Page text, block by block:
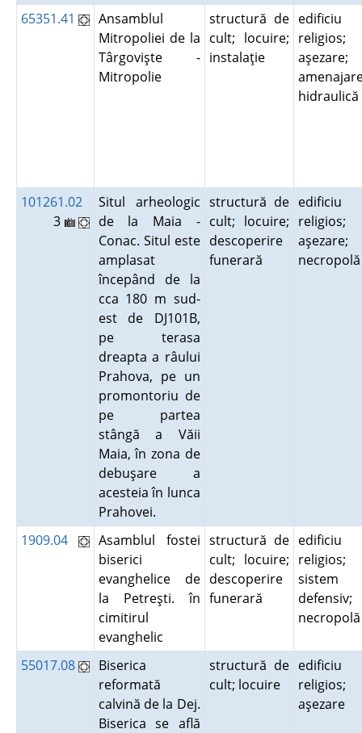
65351.41
Ansamblul
Mitropoliei de la
Târgovişte -
Mitropolie
structură de
cult; locuire;
instalaţie
edificiu
religios;
aşezare;
101261.02
3
Situl arheologic
de la Maia -
Conac. Situl este
amplasat
începând de la
cca 180 m sud-
est de DJ101B,
pe terasa
dreapta a râului
Prahova, pe un
promontoriu de
pe partea
stângă a Văii
Maia, în zona de
debuşare a
acesteia în lunca
Prahovei.
structură de
cult; locuire;
descoperire
funerară
edificiu
religios;
aşezare;
1909.04
Asamblul fostei
biserici
evanghelice de
la Petreşti. în
cimitirul
evanghelic
structură de
cult; locuire;
descoperire
funerară
edificiu
religios;
sistem
defensiv;
55017.08
Biserica
reformată
calvină de la Dej.
Biserica se află
structură de
cult; locuire
edificiu
religios;
aşezare